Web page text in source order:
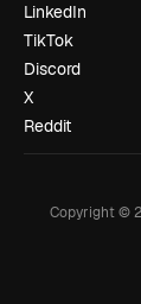
LinkedIn
TikTok
Discord
X
Reddit
Copyright ©